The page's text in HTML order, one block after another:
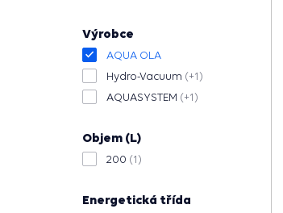
Výrobce
AQUA OLA
Hydro-Vacuum (+1)
AQUASYSTEM (+1)
Objem (L)
200 (1)
Energetická třída